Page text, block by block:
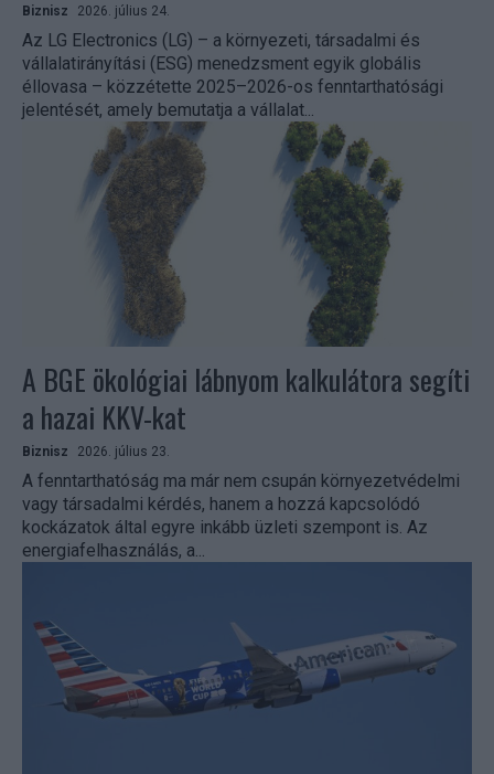
Biznisz 2026. július 24.
Az LG Electronics (LG) – a környezeti, társadalmi és
vállalatirányítási (ESG) menedzsment egyik globális
éllovasa – közzétette 2025–2026-os fenntarthatósági
jelentését, amely bemutatja a vállalat...
A BGE ökológiai lábnyom kalkulátora segíti
a hazai KKV-kat
Biznisz 2026. július 23.
A fenntarthatóság ma már nem csupán környezetvédelmi
vagy társadalmi kérdés, hanem a hozzá kapcsolódó
kockázatok által egyre inkább üzleti szempont is. Az
energiafelhasználás, a...